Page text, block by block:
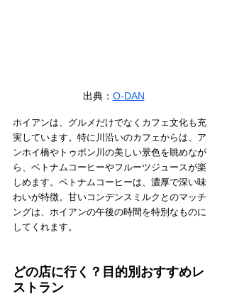
出典： O-DAN
ホイアンは、グルメだけでなくカフェ文化も充
実しています。特に川沿いのカフェからは、ア
ンホイ橋やトゥボン川の美しい景色を眺めなが
ら、ベトナムコーヒーやフルーツジュースが楽
しめます。ベトナムコーヒーは、濃厚で深い味
わいが特徴。甘いコンデンスミルクとのマッチ
ングは、ホイアンの午後の時間を特別なものに
してくれます。
どの店に行く？目的別おすすめレ
ストラン